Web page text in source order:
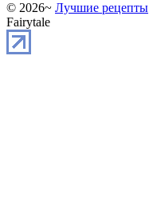
© 2026~ Лучшие рецепты
Fairytale